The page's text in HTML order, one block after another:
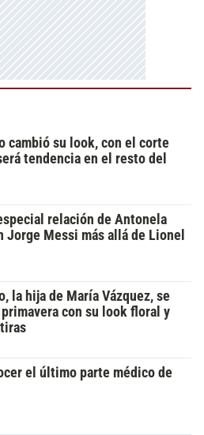
cambió su look, con el corte
tendencia en el resto del
relación de Antonela
Jorge Messi más allá de Lionel
la hija de María Vázquez, se
con su look floral y
el último parte médico de